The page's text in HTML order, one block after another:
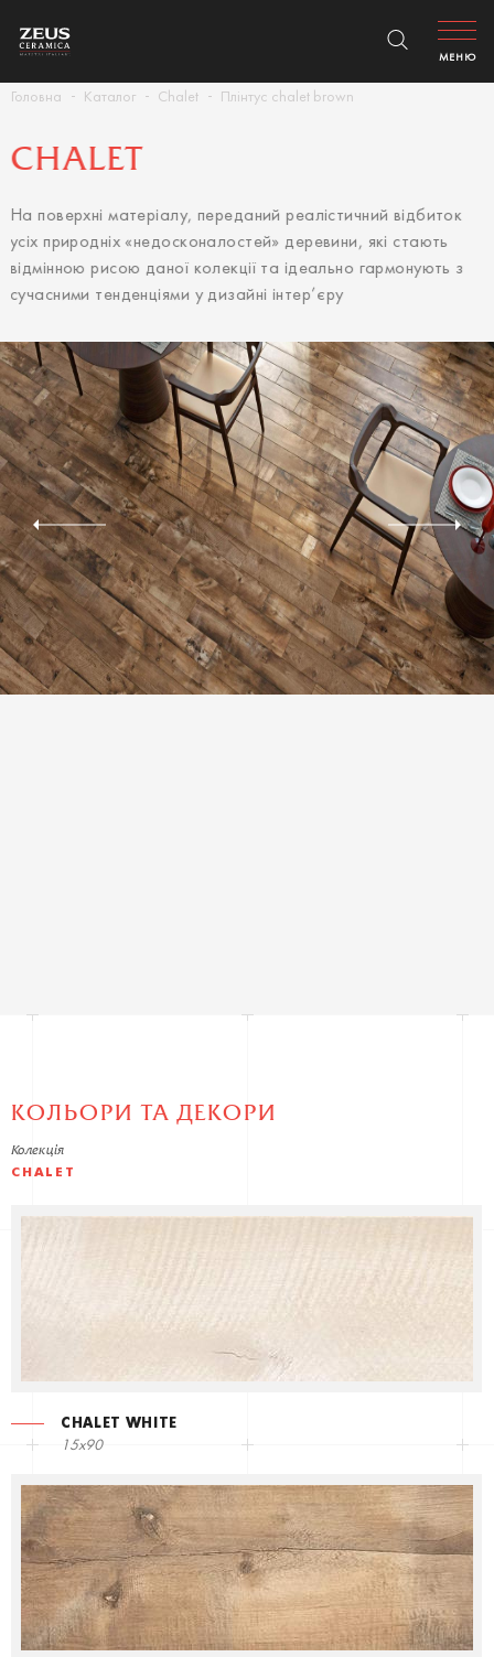
Головна Каталог Chalet Плінтус chalet brown
МЕНЮ
CHALET
На поверхні матеріалу, переданий реалістичний відбиток
усіх природніх «недосконалостей» деревини, які стають
відмінною рисою даної колекції та ідеально гармонують з
сучасними тенденціями у дизайні інтер’єру
КОЛЬОРИ ТА ДЕКОРИ
Колекція
CHALET
CHALET WHITE
15x90